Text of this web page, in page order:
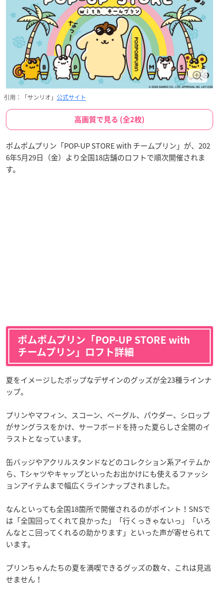
引用：「サンリオ」 公式サイト
高画質で見る (全2枚)
ポムポムプリン「POP-UP STORE with チームプリン」が、202
6年5月29日（金）より全国18店舗のロフトで順次開催されま
す。
ポムポムプリン「POP-UP STORE with
チームプリン」ロフト詳細
夏をイメージしたポップなデザインのグッズが全23種ラインナ
ップ。
プリンやマフィン、スコーン、ベーグル、パウダー、シロップ
がサングラスをかけ、サーフボードを持った夏らしさ全開のイ
ラストとなっています。
缶バッジやアクリルスタンドなどのコレクション系アイテムか
ら、Tシャツやキャップといったお出かけにも使えるファッシ
ョンアイテムまで幅広くラインナップされました。
なんといっても全国18箇所で開催されるのがポイント！SNSで
は「全国回ってくれて良かった」「行くっきゃないっ」「いろ
んなとこ回ってくれるの助かります」といった声が寄せられて
います。
プリンちゃんたちの夏を満喫できるグッズの数々、これは見逃
せません！